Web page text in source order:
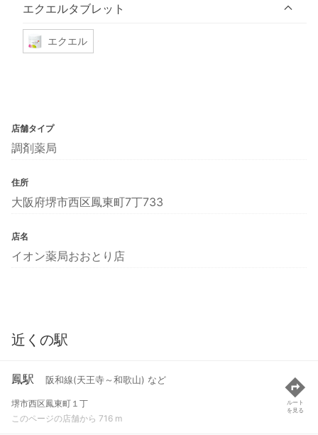
エクエルタブレット
エクエル
店舗タイプ
調剤薬局
住所
大阪府堺市西区鳳東町7丁733
店名
イオン薬局おおとり店
近くの駅
鳳駅 阪和線(天王寺～和歌山) など
堺市西区鳳東町１丁
このページの店舗から 716 m
ルート
を見る